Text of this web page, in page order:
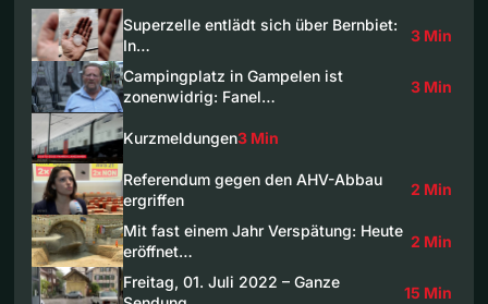
Superzelle entlädt sich über Bernbiet:
In…
3 Min
Campingplatz in Gampelen ist
zonenwidrig: Fanel…
3 Min
Kurzmeldungen3 Min
Referendum gegen den AHV-Abbau
ergriffen
2 Min
Mit fast einem Jahr Verspätung: Heute
eröffnet…
2 Min
Freitag, 01. Juli 2022 – Ganze
15 Min